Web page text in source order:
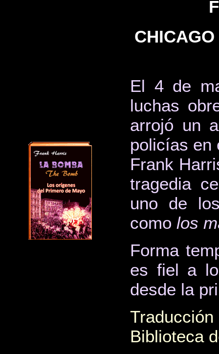
El 4 de
luchas
arrojó un
policías en
Frank
tragedia
uno de
como los
Forma
es fiel a
desde la
Biblioteca